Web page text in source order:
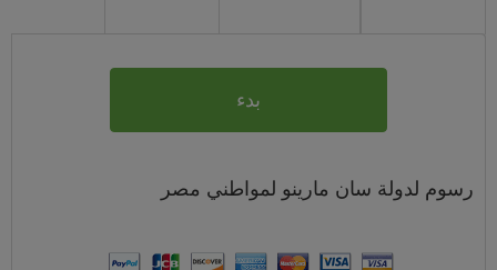
بدء
رسوم لدولة سان مارينو لمواطني مصر